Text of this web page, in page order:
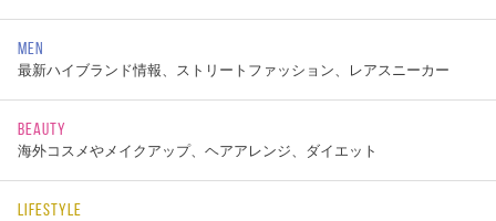
MEN
最新ハイブランド情報、ストリートファッション、レアスニーカー
BEAUTY
海外コスメやメイクアップ、ヘアアレンジ、ダイエット
LIFESTYLE